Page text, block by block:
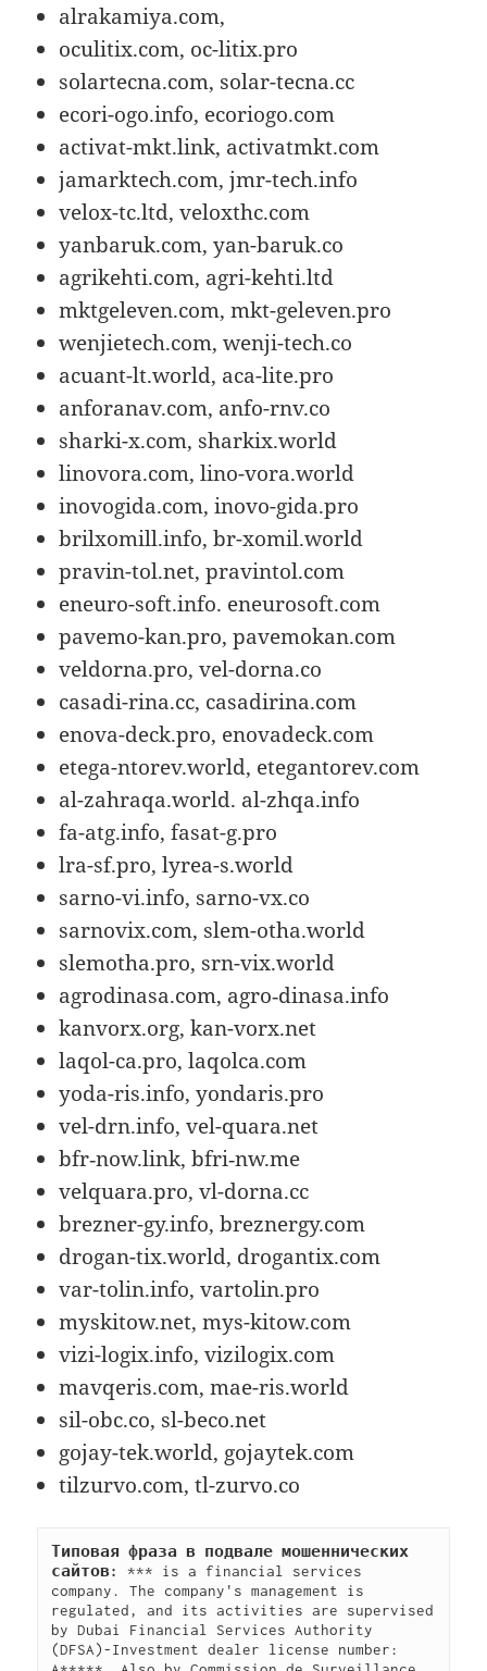
alrakamiya.com,
oculitix.com, oc-litix.pro
solartecna.com, solar-tecna.cc
ecori-ogo.info, ecoriogo.com
activat-mkt.link, activatmkt.com
jamarktech.com, jmr-tech.info
velox-tc.ltd, veloxthc.com
yanbaruk.com, yan-baruk.co
agrikehti.com, agri-kehti.ltd
mktgeleven.com, mkt-geleven.pro
wenjietech.com, wenji-tech.co
acuant-lt.world, aca-lite.pro
anforanav.com, anfo-rnv.co
sharki-x.com, sharkix.world
linovora.com, lino-vora.world
inovogida.com, inovo-gida.pro
brilxomill.info, br-xomil.world
pravin-tol.net, pravintol.com
eneuro-soft.info. eneurosoft.com
pavemo-kan.pro, pavemokan.com
veldorna.pro, vel-dorna.co
casadi-rina.cc, casadirina.com
enova-deck.pro, enovadeck.com
etega-ntorev.world, etegantorev.com
al-zahraqa.world. al-zhqa.info
fa-atg.info, fasat-g.pro
lra-sf.pro, lyrea-s.world
sarno-vi.info, sarno-vx.co
sarnovix.com, slem-otha.world
slemotha.pro, srn-vix.world
agrodinasa.com, agro‑dinasa.info
kanvorx.org, kan-vorx.net
laqol-ca.pro, laqolca.com
yoda-ris.info, yondaris.pro
vel-drn.info, vel-quara.net
bfr‑now.link, bfri‑nw.me
velquara.pro, vl-dorna.cc
brezner-gy.info, breznergy.com
drogan-tix.world, drogantix.com
var-tolin.info, vartolin.pro
myskitow.net, mys-kitow.com
vizi-logix.info, vizilogix.com
mavqeris.com, mae-ris.world
sil-obc.co, sl-beco.net
gojay-tek.world, gojaytek.com
tilzurvo.com, tl-zurvo.co
Типовая фраза в подвале мошеннических
сайтов:
*** is a financial services
company. The company's management is
regulated, and its activities are supervised
by Dubai Financial Services Authority
(DFSA)-Investment dealer license number: